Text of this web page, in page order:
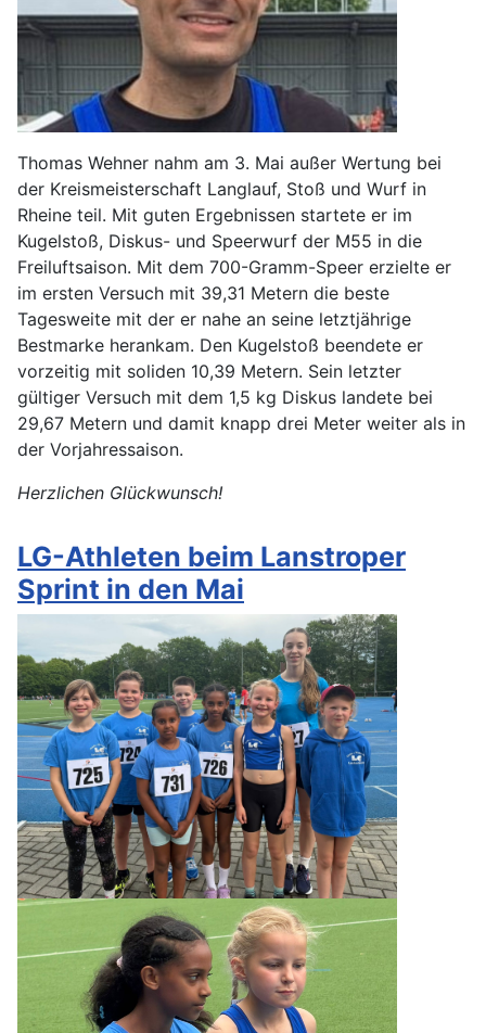
Thomas Wehner nahm am 3. Mai außer Wertung bei
der Kreismeisterschaft Langlauf, Stoß und Wurf in
Rheine teil. Mit guten Ergebnissen startete er im
Kugelstoß, Diskus- und Speerwurf der M55 in die
Freiluftsaison. Mit dem 700-Gramm-Speer erzielte er
im ersten Versuch mit 39,31 Metern die beste
Tagesweite mit der er nahe an seine letztjährige
Bestmarke herankam. Den Kugelstoß beendete er
vorzeitig mit soliden 10,39 Metern. Sein letzter
gültiger Versuch mit dem 1,5 kg Diskus landete bei
29,67 Metern und damit knapp drei Meter weiter als in
der Vorjahressaison.
Herzlichen Glückwunsch!
LG-Athleten beim Lanstroper
Sprint in den Mai